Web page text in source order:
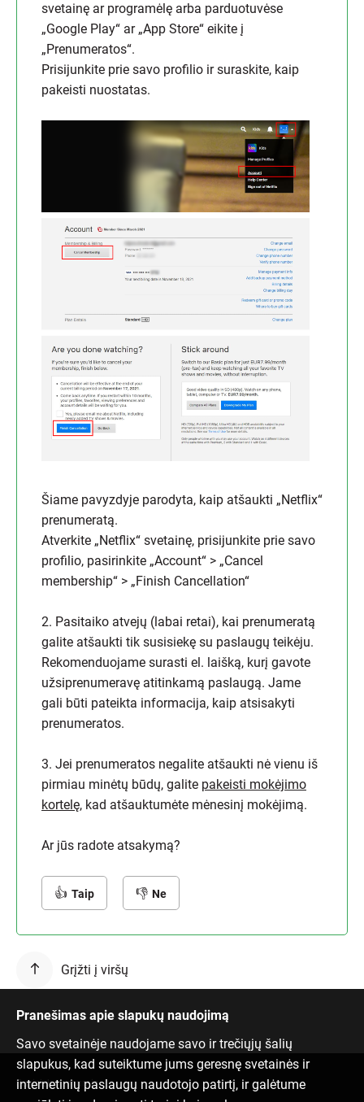
svetainę ar programėlę arba parduotuvėse
„Google Play“ ar „App Store“ eikite į
„Prenumeratos“.
Prisijunkite prie savo profilio ir suraskite, kaip
pakeisti nuostatas.
Šiame pavyzdyje parodyta, kaip atšaukti „Netflix“
prenumeratą.
Atverkite „Netflix“ svetainę, prisijunkite prie savo
profilio, pasirinkite „Account“ > „Cancel
membership“ > „Finish Cancellation“
2. Pasitaiko atvejų (labai retai), kai prenumeratą
galite atšaukti tik susisiekę su paslaugų teikėju.
Rekomenduojame surasti el. laišką, kurį gavote
užsiprenumeravę atitinkamą paslaugą. Jame
gali būti pateikta informacija, kaip atsisakyti
prenumeratos.
3. Jei prenumeratos negalite atšaukti nė vienu iš
pirmiau minėtų būdų, galite pakeisti mokėjimo
kortelę, kad atšauktumėte mėnesinį mokėjimą.
Ar jūs radote atsakymą?
Taip Ne
Grįžti į viršų
Pranešimas apie slapukų naudojimą
Savo svetainėje naudojame savo ir trečiųjų šalių
slapukus, kad suteiktume jums geresnę svetainės ir
internetinių paslaugų naudotojo patirtį, ir galėtume
Susisiek su mumis